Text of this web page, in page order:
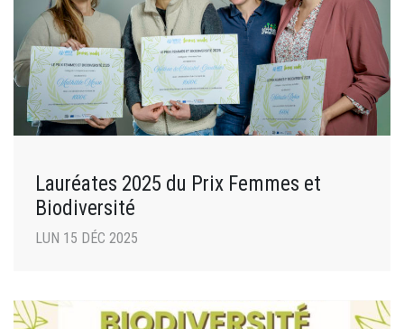
Lauréates 2025 du Prix Femmes et
Biodiversité
LUN 15 DÉC 2025